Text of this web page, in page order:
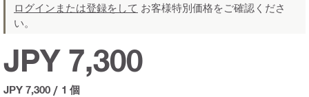
ログインまたは登録をして お客様特別価格をご確認くださ
い。
JPY 7,300
JPY 7,300 / 1 個